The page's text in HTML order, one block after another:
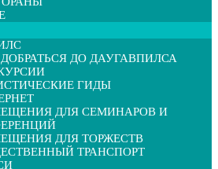
ДО ДАУГАВПИЛСА
ГИДЫ
ДЛЯ СЕМИНАРОВ И
ДЛЯ ТОРЖЕСТВ
ТРАНСПОРТ